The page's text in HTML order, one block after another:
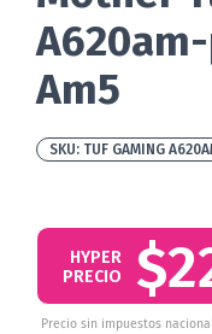
Am5
TUF GAMING
HYPER
PRECIO
Precio sin impuestos